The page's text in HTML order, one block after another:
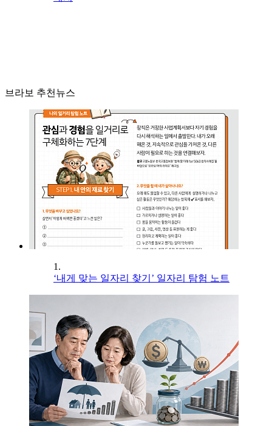
브라보 추천뉴스
1.
‘내게 맞는 일자리 찾기’ 일자리 탐험 노트